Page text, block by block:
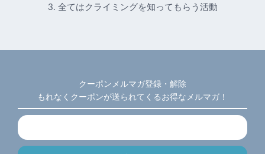
3. 全てはクライミングを知ってもらう活動
クーポンメルマガ登録・解除
もれなくクーポンが送られてくるお得なメルマガ！